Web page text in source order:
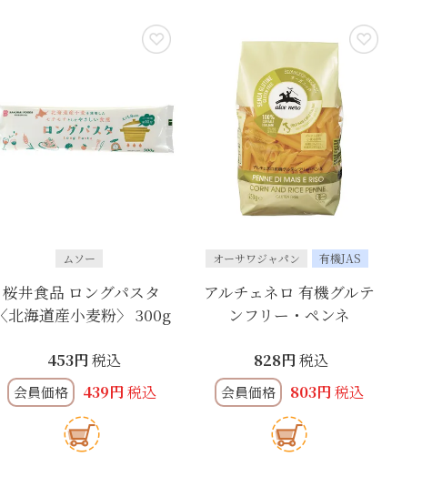
ムソー
桜井食品 ロングパスタ
〈北海道産小麦粉〉 300g
453 税込
会員価格 439 税込
オーサワジャパン 有機JAS
アルチェネロ 有機グルテ
ンフリー・ペンネ
828 税込
会員価格 803 税込